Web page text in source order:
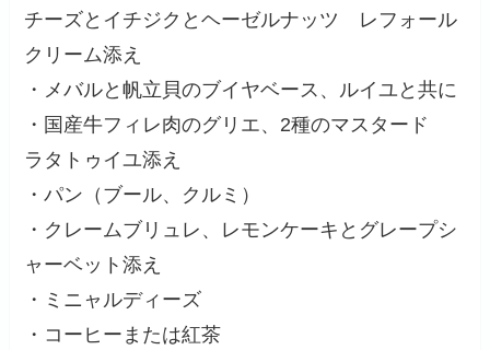
チーズとイチジクとヘーゼルナッツ レフォール
クリーム添え
・メバルと帆立貝のブイヤベース、ルイユと共に
・国産牛フィレ肉のグリエ、2種のマスタード
ラタトゥイユ添え
・パン（ブール、クルミ）
・クレームブリュレ、レモンケーキとグレープシ
ャーベット添え
・ミニャルディーズ
・コーヒーまたは紅茶